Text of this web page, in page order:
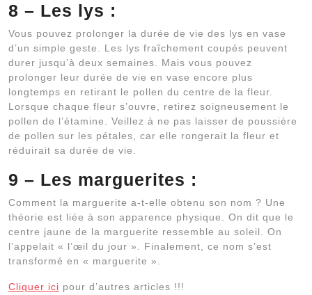
8 – Les lys :
Vous pouvez prolonger la durée de vie des lys en vase
d’un simple geste. Les lys fraîchement coupés peuvent
durer jusqu’à deux semaines. Mais vous pouvez
prolonger leur durée de vie en vase encore plus
longtemps en retirant le pollen du centre de la fleur.
Lorsque chaque fleur s’ouvre, retirez soigneusement le
pollen de l’étamine. Veillez à ne pas laisser de poussière
de pollen sur les pétales, car elle rongerait la fleur et
réduirait sa durée de vie.
9 – Les marguerites :
Comment la marguerite a-t-elle obtenu son nom ? Une
théorie est liée à son apparence physique. On dit que le
centre jaune de la marguerite ressemble au soleil. On
l’appelait « l’œil du jour ». Finalement, ce nom s’est
transformé en « marguerite ».
Cliquer ici pour d’autres articles !!!